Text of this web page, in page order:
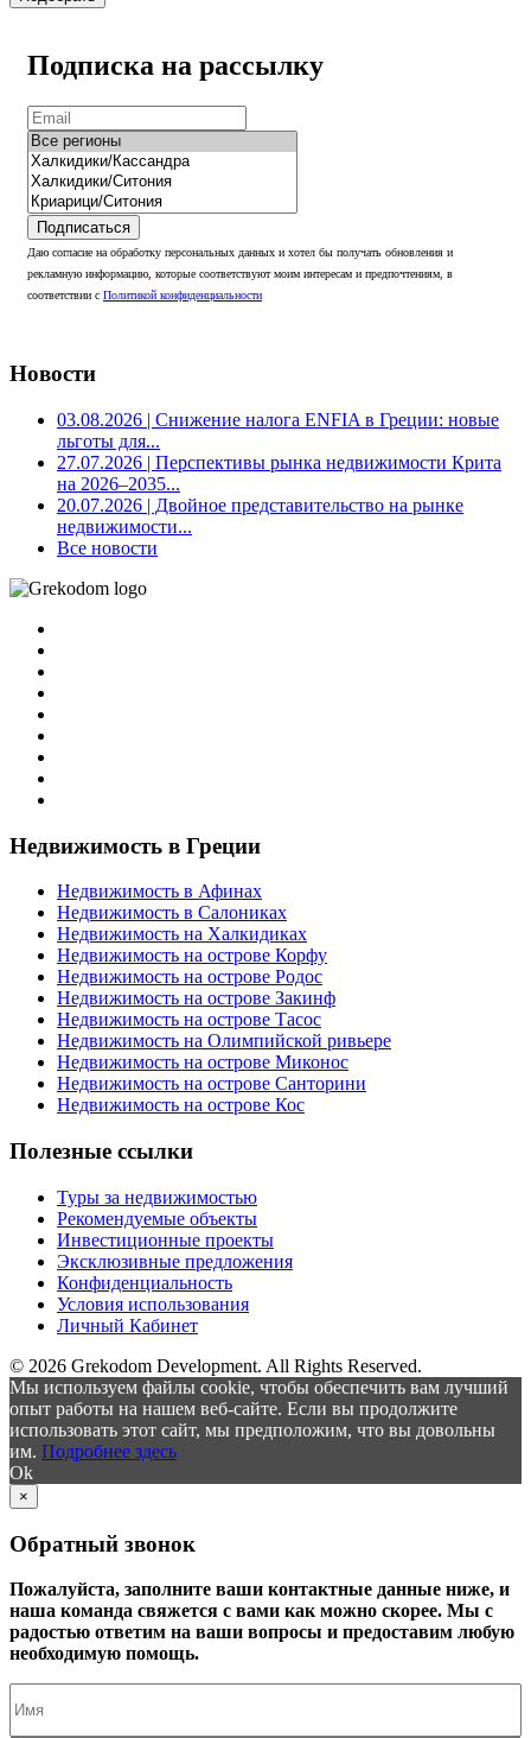
Подписка на рассылку
Подписаться
Даю согласие на обработку персональных данных и хотел бы получать обновления и
рекламную информацию, которые соответствуют моим интересам и предпочтениям, в
соответствии с Политикой конфиденциальности
Новости
03.08.2026 | Снижение налога ENFIA в Греции: новые
льготы для...
27.07.2026 | Перспективы рынка недвижимости Крита
на 2026–2035...
20.07.2026 | Двойное представительство на рынке
недвижимости...
Все новости
Недвижимость в Греции
Недвижимость в Афинах
Недвижимость в Салониках
Недвижимость на Халкидиках
Недвижимость на острове Корфу
Недвижимость на острове Родос
Недвижимость на острове Закинф
Недвижимость на острове Тасос
Недвижимость на Олимпийской ривьере
Недвижимость на острове Миконос
Недвижимость на острове Санторини
Недвижимость на острове Кос
Полезные ссылки
Туры за недвижимостью
Рекомендуемые объекты
Инвестиционные проекты
Эксклюзивные предложения
Конфиденциальность
Условия использования
Личный Кабинет
© 2026 Grekodom Development. All Rights Reserved.
Мы используем файлы cookie, чтобы обеспечить вам лучший
опыт работы на нашем веб-сайте. Если вы продолжите
использовать этот сайт, мы предположим, что вы довольны
им. Подробнее здесь
Ok
×
Обратный звонок
Пожалуйста, заполните ваши контактные данные ниже, и
наша команда свяжется с вами как можно скорее. Мы с
радостью ответим на ваши вопросы и предоставим любую
необходимую помощь.